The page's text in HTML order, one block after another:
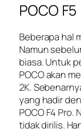
POCO F5
Beberapa hal
Namun
biasa. Untuk
POCO akan
2K.
yang hadir
POCO F4
tidak dirilis.